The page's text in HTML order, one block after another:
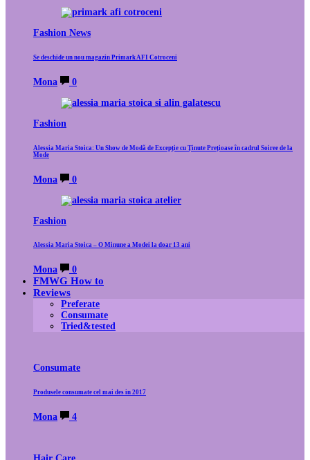
Fashion News
Se deschide un nou magazin Primark AFI Cotroceni
Mona 0
Fashion
Alessia Maria Stoica: Un Show de Modă de Excepție cu Ținute Prețioase în cadrul Soiree de la
Mode
Mona 0
Fashion
Alessia Maria Stoica – O Minune a Modei la doar 13 ani
Mona 0
FMWG How to
Reviews
Preferate
Consumate
Tried&tested
Consumate
Produsele consumate cel mai des in 2017
Mona 4